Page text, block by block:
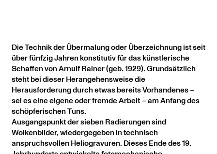
Die Technik der Übermalung oder Überzeichnung ist seit
über fünfzig Jahren konstitutiv für das künstlerische
Schaffen von Arnulf Rainer (geb. 1929). Grundsätzlich
steht bei dieser Herangehensweise die
Herausforderung durch etwas bereits Vorhandenes –
sei es eine eigene oder fremde Arbeit – am Anfang des
schöpferischen Tuns.
Ausgangspunkt der sieben Radierungen sind
Wolkenbilder, wiedergegeben in technisch
anspruchsvollen Heliogravuren. Dieses Ende des 19.